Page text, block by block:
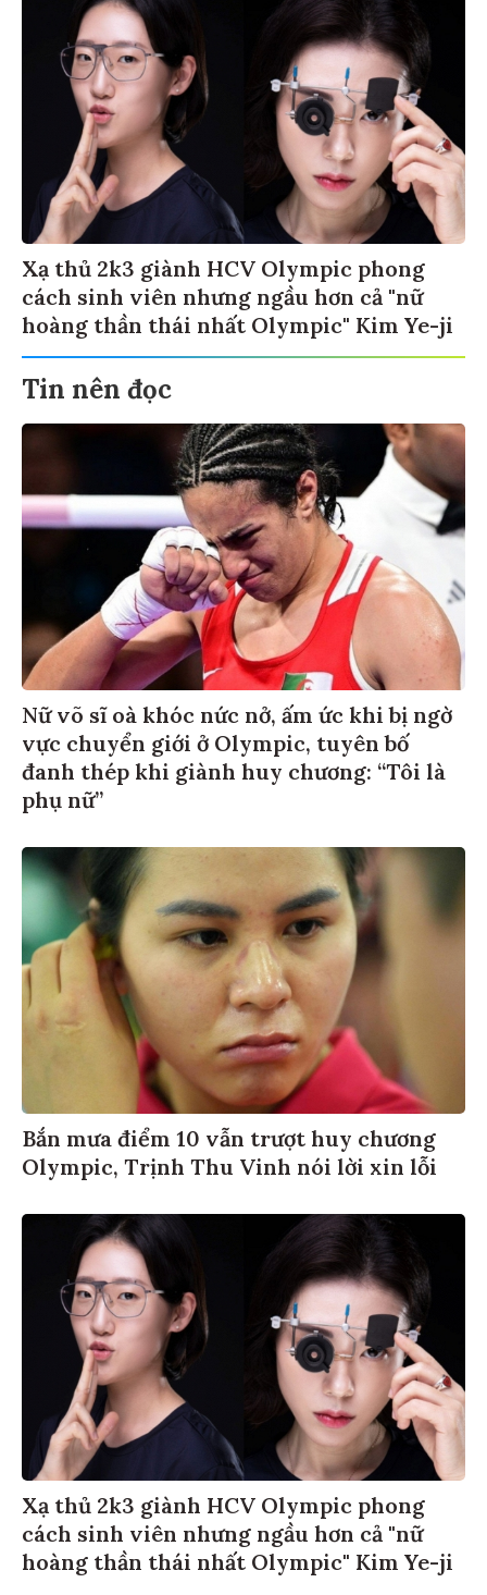
Xạ thủ 2k3 giành HCV Olympic phong
cách sinh viên nhưng ngầu hơn cả "nữ
hoàng thần thái nhất Olympic" Kim Ye-ji
Tin nên đọc
Nữ võ sĩ oà khóc nức nở, ấm ức khi bị ngờ
vực chuyển giới ở Olympic, tuyên bố
đanh thép khi giành huy chương: “Tôi là
phụ nữ”
Bắn mưa điểm 10 vẫn trượt huy chương
Olympic, Trịnh Thu Vinh nói lời xin lỗi
Xạ thủ 2k3 giành HCV Olympic phong
cách sinh viên nhưng ngầu hơn cả "nữ
hoàng thần thái nhất Olympic" Kim Ye-ji